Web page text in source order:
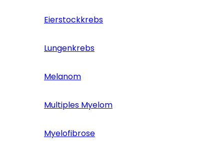
Eierstockkrebs
Lungenkrebs
Melanom
Multiples Myelom
Myelofibrose